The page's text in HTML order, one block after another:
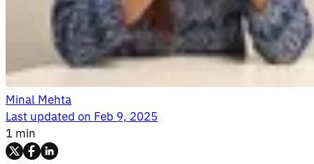
Minal Mehta
Last updated onFeb 9, 2025
1 min